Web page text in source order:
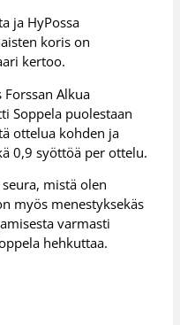
ja HyPossa
koris on
kertoo.
Alkua
Soppela puolestaan
ottelua kohden ja
0,9 syöttöä per ottelu.
mistä olen
myös menestyksekäs
varmasti
hehkuttaa.